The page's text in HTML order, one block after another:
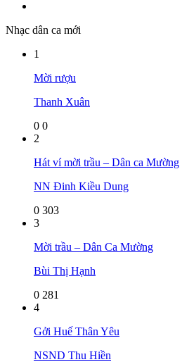
Nhạc dân ca mới
1
Mời rượu
Thanh Xuân
0 0
2
Hát ví mời trầu – Dân ca Mường
NN Đinh Kiều Dung
0 303
3
Mời trầu – Dân Ca Mường
Bùi Thị Hạnh
0 281
4
Gởi Huế Thân Yêu
NSND Thu Hiền